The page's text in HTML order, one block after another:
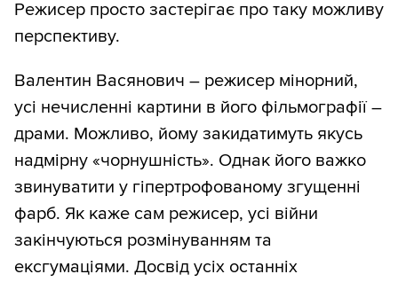
Режисер просто застерігає про таку можливу
перспективу.
Валентин Васянович – режисер мінорний,
усі нечисленні картини в його фільмографії –
драми. Можливо, йому закидатимуть якусь
надмірну «чорнушність». Однак його важко
звинуватити у гіпертрофованому згущенні
фарб. Як каже сам режисер, усі війни
закінчуються розмінуванням та
ексгумаціями. Досвід усіх останніх